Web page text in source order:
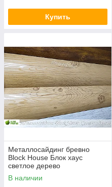
Блок - Хаус
Софит 180 с микроволной
Рабочая ширина 180 мм
Купить
Металлосайдинг бревно
Block House Блок хаус
светлое дерево
В наличии